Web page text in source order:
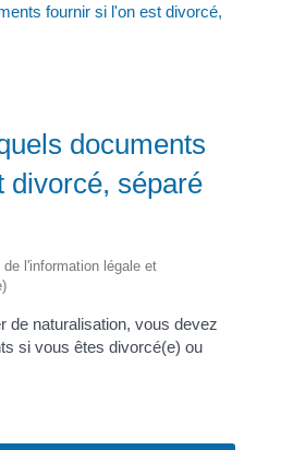
fournir si l'on est divorcé,
documents
divorcé, séparé
l'information légale et
de naturalisation, vous devez
si vous êtes divorcé(e) ou